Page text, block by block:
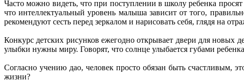
Часто можно видеть, что при поступлении в школу ребенка
что интеллектуальный уровень малыша зависит от того,
рекомендуют сесть перед зеркалом и нарисовать себя, глядя на
Конкурс детских рисунков ежегодно открывает двери для
улыбки нужны миру. Говорят, что солнце улыбается губами
Согласно учению дао, человек просто обязан быть счастливым,
жизни?